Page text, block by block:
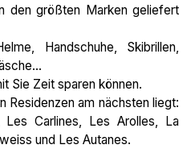
den größten Marken geliefert
Handschuhe, Skibrillen,
Sie Zeit sparen können.
Residenzen am nächsten liegt:
Carlines, Les Arolles, La
und Les Autanes.